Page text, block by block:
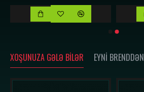
XOŞUNUZA GƏLƏ BILƏR EYNI BRENDDƏN